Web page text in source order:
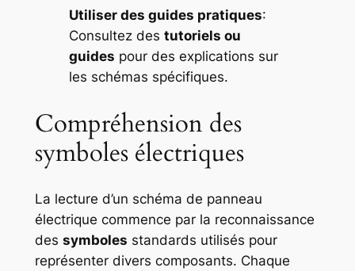
Utiliser des guides pratiques:
Consultez des tutoriels ou
guides pour des explications sur
les schémas spécifiques.
Compréhension des
symboles électriques
La lecture d’un schéma de panneau
électrique commence par la reconnaissance
des symboles standards utilisés pour
représenter divers composants. Chaque